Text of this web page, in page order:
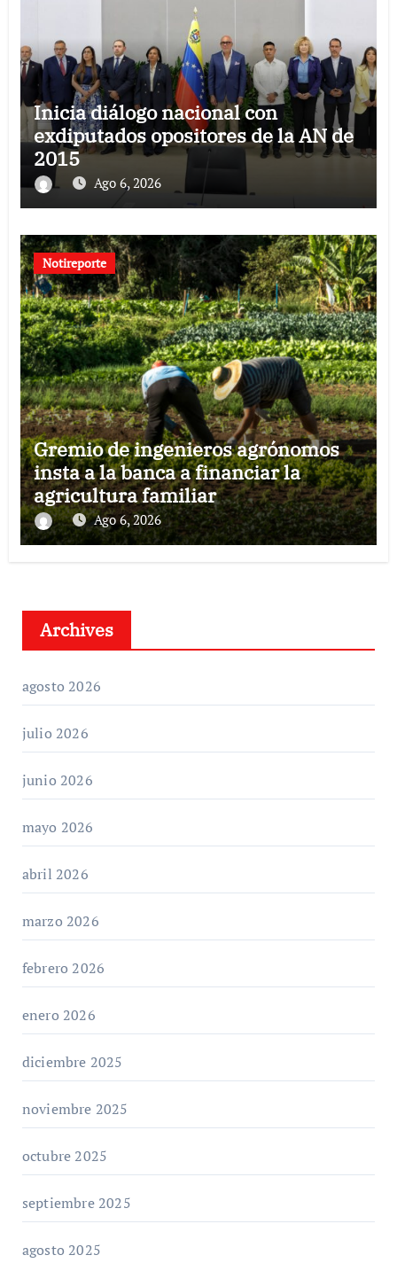
Inicia diálogo nacional con
exdiputados opositores de la AN de
2015
Ago 6, 2026
Notireporte
Gremio de ingenieros agrónomos
insta a la banca a financiar la
agricultura familiar
Ago 6, 2026
Archives
agosto 2026
julio 2026
junio 2026
mayo 2026
abril 2026
marzo 2026
febrero 2026
enero 2026
diciembre 2025
noviembre 2025
octubre 2025
septiembre 2025
agosto 2025